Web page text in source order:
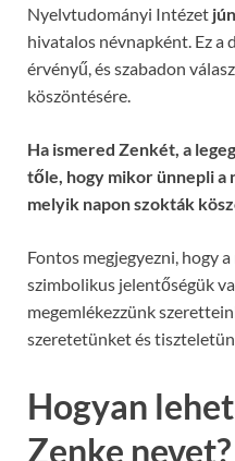
Nyelvtudományi Intézet
hivatalos névnapként. Ez a
érvényű, és szabadon
köszöntésére.
Ha ismered Zenkét, a
tőle, hogy mikor ünnepli a
melyik napon szokták
Fontos megjegyezni, hogy
szimbolikus jelentőségük
megemlékezzünk
szeretetünket és
Hogyan
Zenke nevet?